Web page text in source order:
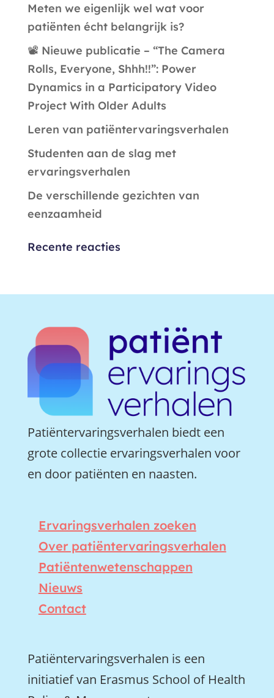
Meten we eigenlijk wel wat voor
patiënten écht belangrijk is?
📽️ Nieuwe publicatie – “The Camera
Rolls, Everyone, Shhh!!”: Power
Dynamics in a Participatory Video
Project With Older Adults
Leren van patiëntervaringsverhalen
Studenten aan de slag met
ervaringsverhalen
De verschillende gezichten van
eenzaamheid
Recente reacties
Patiëntervaringsverhalen biedt een
grote collectie ervaringsverhalen voor
en door patiënten en naasten.
Ervaringsverhalen zoeken
Over patiëntervaringsverhalen
Patiëntenwetenschappen
Nieuws
Contact
Patiëntervaringsverhalen is een
initiatief van Erasmus School of Health